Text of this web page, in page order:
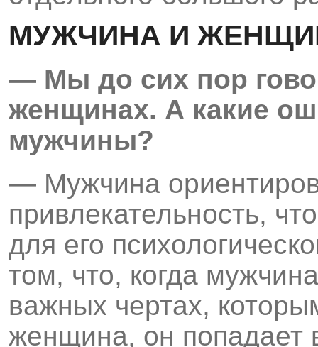
МУЖЧИНА И
— Мы до сих пор
женщинах. А какие
мужчины?
— Мужчина
привлекательность,
для его
том, что, когда
важных чертах,
женщина, он попадает